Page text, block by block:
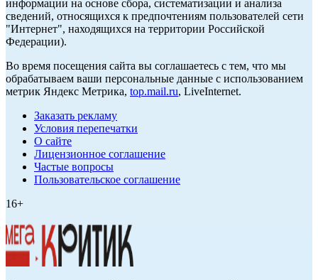
информации на основе сбора, систематизации и анализа
сведений, относящихся к предпочтениям пользователей сети
"Интернет", находящихся на территории Российской
Федерации).
Во время посещения сайта вы соглашаетесь с тем, что мы
обрабатываем ваши персональные данные с использованием
метрик Яндекс Метрика, top.mail.ru, LiveInternet.
Заказать рекламу
Условия перепечатки
О сайте
Лицензионное соглашение
Частые вопросы
Пользовательское соглашение
16+